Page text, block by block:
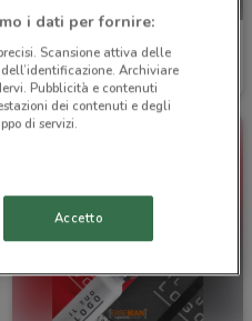
Errebian
Scade il 31/12
i dati per fornire:
Scansione attiva delle
Archiviare
Pubblicità e contenuti
dei contenuti e degli
di servizi.
Accetto